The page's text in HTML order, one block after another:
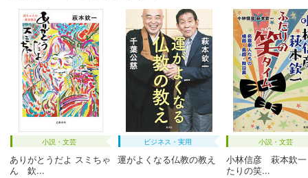
小説・文芸
ありがとうだよ スミちゃ
ん 欽...
ビジネス・実用
運がよくなる仏教の教え
小説・文芸
小林信彦 萩本欽
たりの笑...